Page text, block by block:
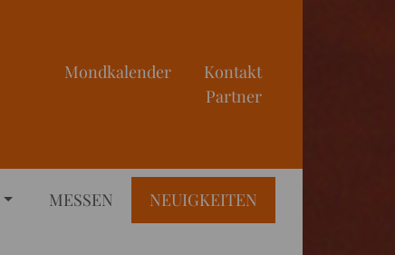
Mondkalender
Kontakt
Partner
MESSEN NEUIGKEITEN